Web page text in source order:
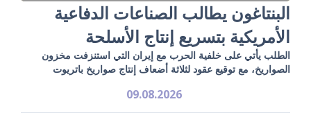
البنتاغون يطالب الصناعات الدفاعية
الأمريكية بتسريع إنتاج الأسلحة
الطلب يأتي على خلفية الحرب مع إيران التي استنزفت مخزون
الصواريخ، مع توقيع عقود لثلاثة أضعاف إنتاج صواريخ باتريوت
09.08.2026